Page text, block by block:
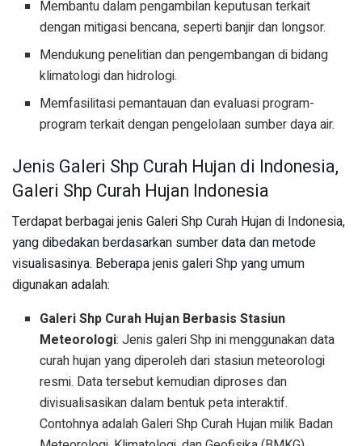
Membantu dalam pengambilan keputusan terkait
dengan mitigasi bencana, seperti banjir dan longsor.
Mendukung penelitian dan pengembangan di bidang
klimatologi dan hidrologi.
Memfasilitasi pemantauan dan evaluasi program-
program terkait dengan pengelolaan sumber daya air.
Jenis Galeri Shp Curah Hujan di Indonesia,
Galeri Shp Curah Hujan Indonesia
Terdapat berbagai jenis Galeri Shp Curah Hujan di Indonesia,
yang dibedakan berdasarkan sumber data dan metode
visualisasinya. Beberapa jenis galeri Shp yang umum
digunakan adalah:
Galeri Shp Curah Hujan Berbasis Stasiun
Meteorologi: Jenis galeri Shp ini menggunakan data
curah hujan yang diperoleh dari stasiun meteorologi
resmi. Data tersebut kemudian diproses dan
divisualisasikan dalam bentuk peta interaktif.
Contohnya adalah Galeri Shp Curah Hujan milik Badan